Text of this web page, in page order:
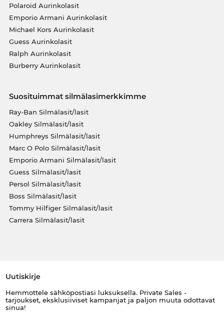
Polaroid Aurinkolasit
Emporio Armani Aurinkolasit
Michael Kors Aurinkolasit
Guess Aurinkolasit
Ralph Aurinkolasit
Burberry Aurinkolasit
Suosituimmat silmälasimerkkimme
Ray-Ban Silmälasit/lasit
Oakley Silmälasit/lasit
Humphreys Silmälasit/lasit
Marc O Polo Silmälasit/lasit
Emporio Armani Silmälasit/lasit
Guess Silmälasit/lasit
Persol Silmälasit/lasit
Boss Silmälasit/lasit
Tommy Hilfiger Silmälasit/lasit
Carrera Silmälasit/lasit
Uutiskirje
Hemmottele sähköpostiasi luksuksella. Private Sales -
tarjoukset, eksklusiiviset kampanjat ja paljon muuta odottavat
sinua!